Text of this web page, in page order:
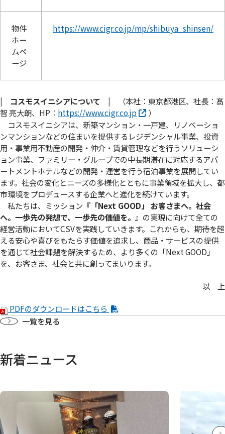
物件
ホー
ムペ
ージ
https://www.cigr.co.jp/mp/shibuya_shinsen/
| コスモスイニシアについて | （本社：東京都港区、社長：髙
智 亮大朗、HP： https://www.cigr.co.jp
）
コスモスイニシアは、新築マンション・一戸建、リノベーショ
ンマンションなどの住まいを提供するレジデンシャル事業、投資
用・事業用不動産の開発・仲介・賃貸管理などを行うソリューシ
ョン事業、ファミリー・グループでの中長期滞在に対応するアパ
ートメントホテルなどの開発・運営を行う宿泊事業を展開してい
ます。社会の変化とニーズの多様化とともに事業領域を拡大し、都
市環境をプロデュースする企業へと進化を続けています。
私たちは、ミッション 『「Next GOOD」 お客さまへ。社会
へ。⼀歩先の発想で、⼀歩先の価値を。』 の実現に向けて全ての
経営活動においてCSVを実践していきます。これからも、期待を超
える安心や喜びをもたらす価値を追求し、商品・サービスの提供
を通じて社会課題を解決するため、より多くの「Next GOOD」
を、お客さま、社会と共に創ってまいります。
以 上
PDFのダウンロードはこちら
一覧を見る
新着ニュース